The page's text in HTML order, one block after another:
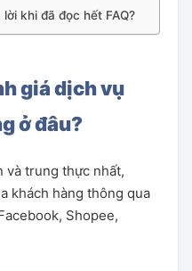
khi đã đọc hết FAQ?
giá dịch vụ
ở đâu?
và trung thực nhất,
khách hàng thông qua
Shopee,